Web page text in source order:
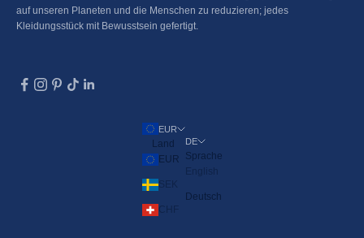
auf unseren Planeten und die Menschen zu reduzieren; jedes
Kleidungsstück mit Bewusstsein gefertigt.
EUR
Land
EUR
SEK
CHF
DE
Sprache
English
Deutsch